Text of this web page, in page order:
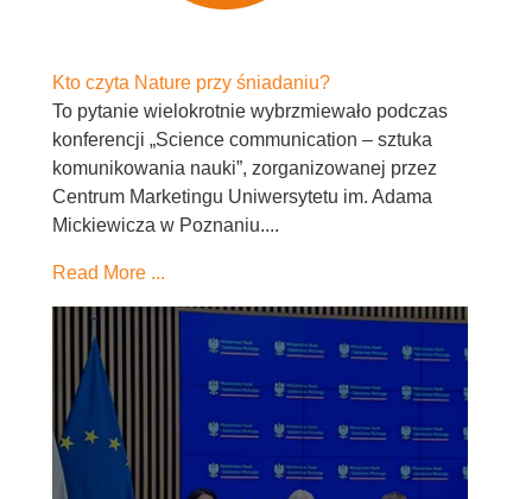
Kto czyta Nature przy śniadaniu?
To pytanie wielokrotnie wybrzmiewało podczas
konferencji „Science communication – sztuka
komunikowania nauki”, zorganizowanej przez
Centrum Marketingu Uniwersytetu im. Adama
Mickiewicza w Poznaniu....
Read More ...